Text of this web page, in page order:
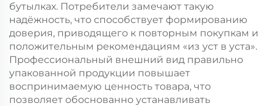
бутылках. Потребители замечают такую
надёжность, что способствует формированию
доверия, приводящего к повторным покупкам и
положительным рекомендациям «из уст в уста».
Профессиональный внешний вид правильно
упакованной продукции повышает
воспринимаемую ценность товара, что
позволяет обоснованно устанавливать